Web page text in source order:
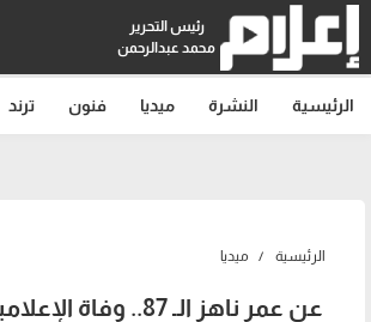
رئيس التحرير
محمد عبدالرحمن
الرئيسية النشرة ميديا فنون ترند
الرئيسية ميديا
عن عمر ناهز الـ 87.. وفاة